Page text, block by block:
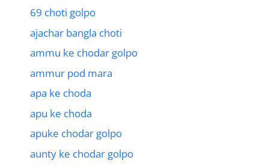
69 choti golpo
ajachar bangla choti
ammu ke chodar golpo
ammur pod mara
apa ke choda
apu ke choda
apuke chodar golpo
aunty ke chodar golpo